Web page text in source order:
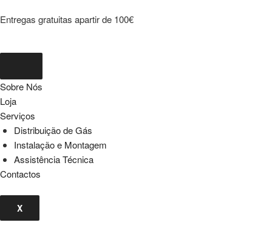
Entregas gratuitas apartir de 100€
Sobre Nós
Loja
Serviços
Distribuição de Gás
Instalação e Montagem
Assistência Técnica
Contactos
X